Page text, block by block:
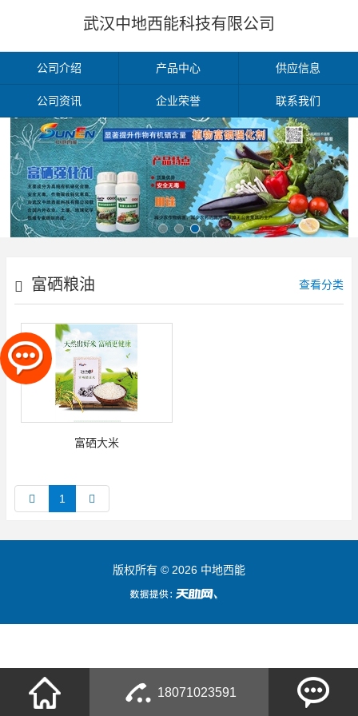
武汉中地西能科技有限公司
公司介绍 产品中心 供应信息
公司资讯 企业荣誉 联系我们
富硒粮油 查看分类
富硒大米
1
18071023591
版权所有 © 2026 中地西能